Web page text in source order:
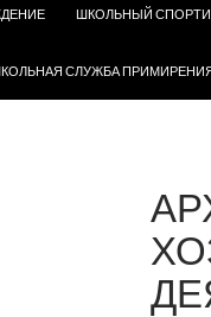
ШКОЛЬНЫЙ
СЛУЖБА